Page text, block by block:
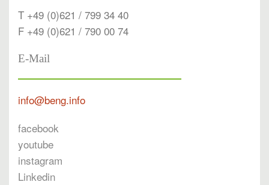
T +49 (0)621 / 799 34 40
F +49 (0)621 / 790 00 74
E-Mail
info@beng.info
facebook
youtube
instagram
Linkedin